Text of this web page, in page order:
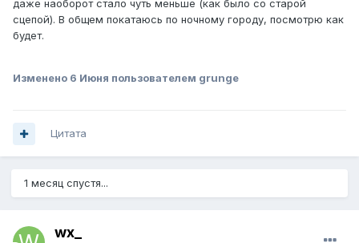
даже наоборот стало чуть меньше (как было со старой
сцепой). В общем покатаюсь по ночному городу, посмотрю как
будет.
Изменено 6 Июня пользователем grunge
Цитата
1 месяц спустя...
wx_